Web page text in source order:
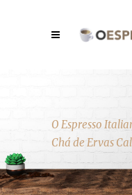
O Espresso
Chá de Ervas